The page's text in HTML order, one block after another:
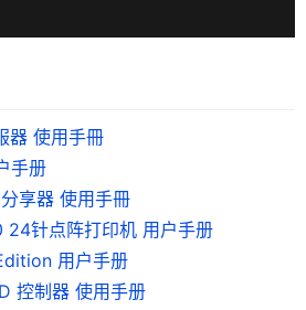
器 使用手冊
手册
享器 使用手冊
针点阵打印机 用户手册
用户手册
控制器 使用手册